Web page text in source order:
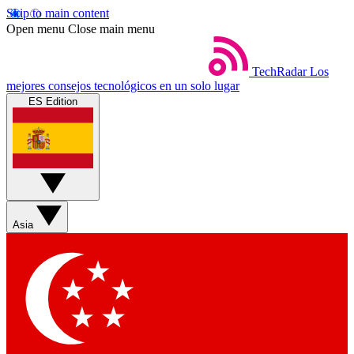
Skip to main content
Open menu Close main menu
TechRadar Los
mejores consejos tecnológicos en un solo lugar
ES Edition
Asia